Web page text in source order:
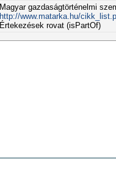
Magyar gazdaságtörténelmi
http://www.matarka.hu/
Értekezések rovat (isPartOf)